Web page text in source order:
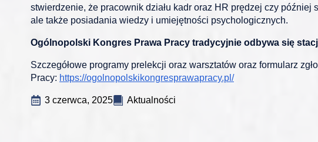
stwierdzenie, że pracownik działu kadr oraz HR prędzej czy
ale także posiadania wiedzy i umiejętności psychologicznych.
Ogólnopolski Kongres Prawa Pracy tradycyjnie odbywa się
Szczegółowe programy prelekcji oraz warsztatów oraz formularz
Pracy: https://ogolnopolskikongresprawapracy.pl/
3 czerwca, 2025 Aktualności